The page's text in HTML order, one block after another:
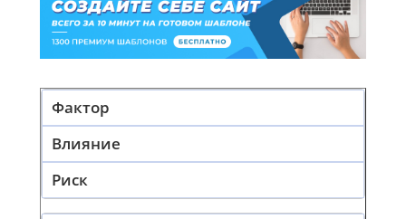
Фактор
Влияние
Риск